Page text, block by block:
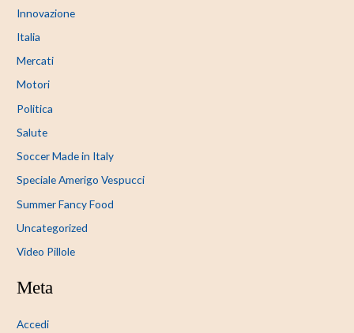
Innovazione
Italia
Mercati
Motori
Politica
Salute
Soccer Made in Italy
Speciale Amerigo Vespucci
Summer Fancy Food
Uncategorized
Video Pillole
Meta
Accedi